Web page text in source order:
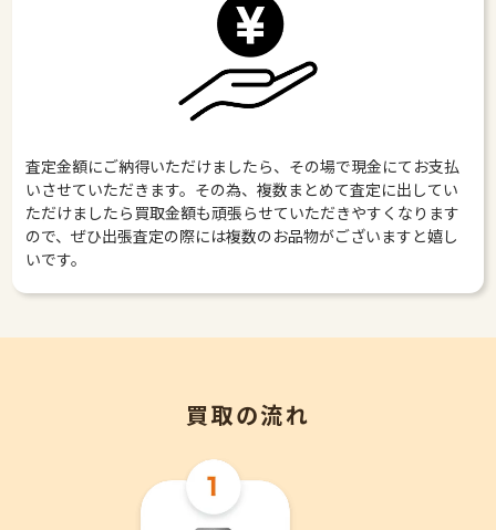
査定金額にご納得いただけましたら、その場で現金にてお支払
いさせていただきます。その為、複数まとめて査定に出してい
ただけましたら買取金額も頑張らせていただきやすくなります
ので、ぜひ出張査定の際には複数のお品物がございますと嬉し
いです。
買取の流れ